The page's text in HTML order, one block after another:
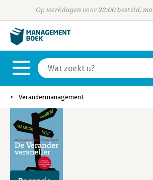
Op werkdagen voor 23:00 besteld,
Verandermanagement